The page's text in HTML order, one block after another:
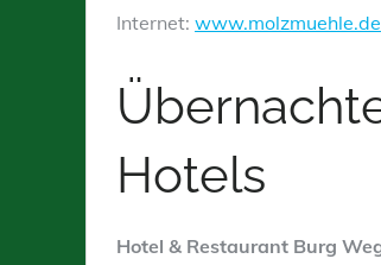
Internet: www.molzmuehle.de
Hotels
Hotel & Restaurant Burg